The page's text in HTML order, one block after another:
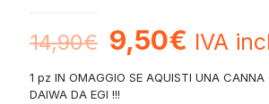
14,90€ 9,50€ IVA
1 pz IN OMAGGIO SE AQUISTI UNA CANNA
DAIWA DA EGI !!!